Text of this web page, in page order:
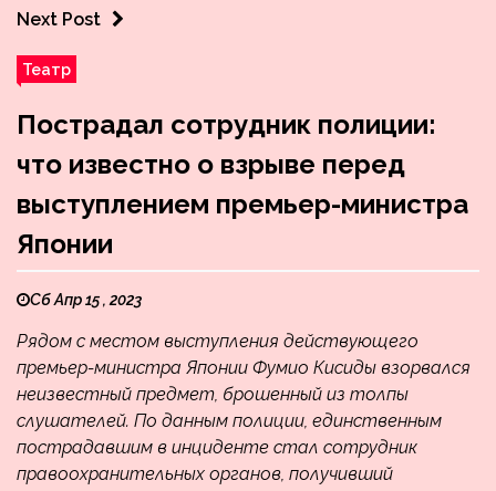
Next Post
Театр
Пострадал сотрудник полиции:
что известно о взрыве перед
выступлением премьер-министра
Японии
Сб Апр 15 , 2023
Рядом с местом выступления действующего
премьер-министра Японии Фумио Кисиды взорвался
неизвестный предмет, брошенный из толпы
слушателей. По данным полиции, единственным
пострадавшим в инциденте стал сотрудник
правоохранительных органов, получивший